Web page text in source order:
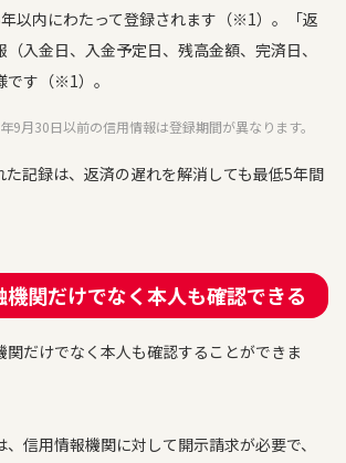
以内にわたって登録されます（※1）。「返
入金日、入金予定日、残高金額、完済日、
です（※1）。
9月30日以前の信用情報は登録期間が異なります。
た記録は、返済の遅れを解消しても最低5年間
関だけでなく本人も確認できる
関だけでなく本人も確認することができま
信用情報機関に対して開示請求が必要で、